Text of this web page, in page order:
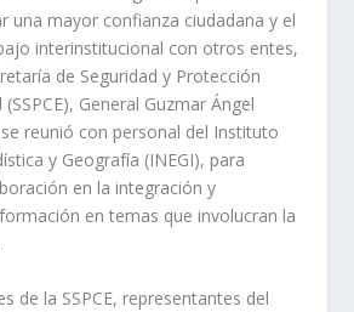
una mayor confianza ciudadana y el
interinstitucional con otros entes,
de Seguridad y Protección
General Guzmar Ángel
reunió con personal del Instituto
y Geografía (INEGI), para
en la integración y
en temas que involucran la
de la SSPCE, representantes del